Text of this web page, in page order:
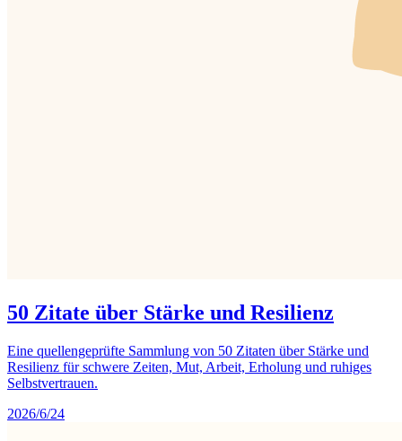
50 Zitate über Stärke und Resilienz
Eine quellengeprüfte Sammlung von 50 Zitaten über Stärke und
Resilienz für schwere Zeiten, Mut, Arbeit, Erholung und ruhiges
Selbstvertrauen.
2026/6/24